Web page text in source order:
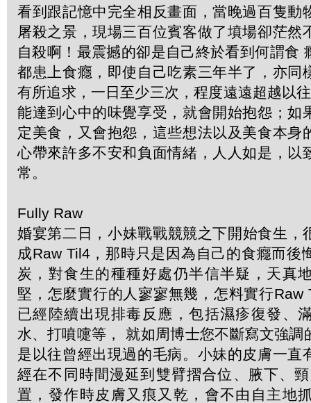
看到跟記憶中完全相反畫面，當晚過百隻動
屠殺之景，現場三百位賓客做了墳場卻茫然
自殺啊！最震撼的卻是自己終於看到何謂食
都患上食癮，即使自己吃素三年半了，亦同
有所追求，一日至少三次，程度遠遠超越以
能達到心中的味覺享受，就會開始抱怨；如
定美食，又會抱怨，這些想法以及美食本身
心帶來許多不安和負面情緒，人人如是，以
常。
Fully Raw
婚宴第二日，小妹戰戰競競之下開始食生，
成Raw Til4，那時只是因為自己的食癮而後
炭，對食生的種種好處仍半信半疑，天真
堅，怎麼實行的人寥寥無幾，怎料實行Raw
已經陸續出現排毒反應，包括濕疹復發、
水、打噴嚏等， 就如周博士您不斷寫文強調
是以往曾經出現過的毛病。小妹的皮膚一直
經在不同時間漫延到雙臂摺合位、腋下、
置，發作時皮膚又痕又乾，會不由自主地